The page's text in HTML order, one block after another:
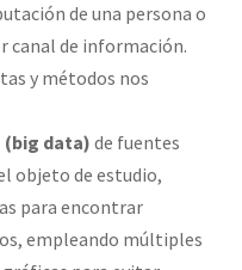
de una persona o
canal de información.
y métodos nos
data) de fuentes
objeto de estudio,
para encontrar
empleando múltiples